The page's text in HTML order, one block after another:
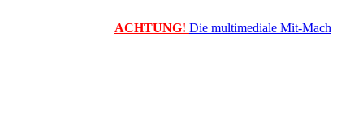
ACHTUNG!Die multimediale Mit-Mach-